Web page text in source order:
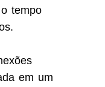
tempo
em um